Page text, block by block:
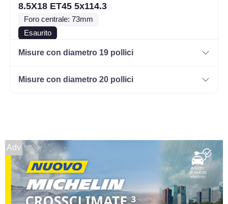
8.5X18 ET45 5x114.3
Foro centrale: 73mm
Esaurito
SPARCO Sparco Ff3
9.5X18 ET38 5x114.3
Matt Black 5 fori 18"
8X18 ET35 5x100
Foro centrale: 63.4mm
Disponibile
Misure con diametro 19 pollici
Misure con diametro 20 pollici
Adv